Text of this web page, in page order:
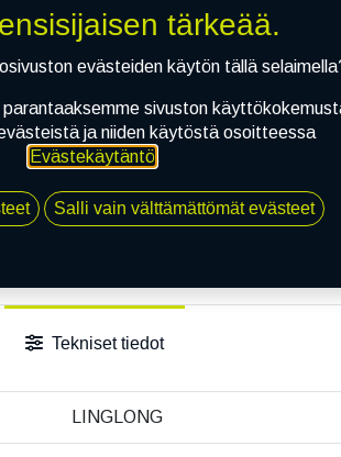
Toimitusehdot
Tekniset tiedot
LINGLONG
tärkeää.
evästeiden käytön tällä
sivuston
ja niiden käytöstä osoitteessa
Evästekäytäntö.
Salli vain välttämättömät evästeet